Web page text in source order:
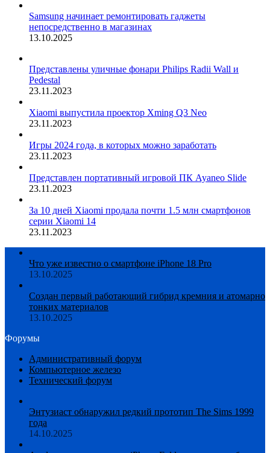
Samsung начинает ремонтировать гаджеты
непосредственно в магазинах
13.10.2025
Представлены уличные фонари Philips Radii Wall и
Pedestal
23.11.2023
Xiaomi выпустила проектор Xming Q3 Neo
23.11.2023
Игры 2024 года, в которых можно заработать
23.11.2023
Представлен портативный игровой ПК Ayaneo Slide
23.11.2023
За 10 дней Xiaomi продала почти 1.5 млн смартфонов
серии Xiaomi 14
23.11.2023
Что уже известно о смартфоне iPhone 18 Pro
13.10.2025
Создан первый работающий гибрид кремния и атомарно
тонких материалов
13.10.2025
Форумы
Административный форум
Компьютерное железо
Технический форум
Энтузиаст обнаружил редкий прототип The Sims 1999
года
14.10.2025